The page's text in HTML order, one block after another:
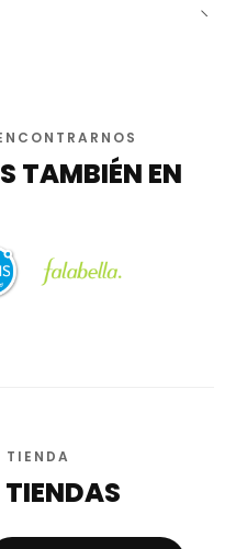
TAMBIÉN EN
TIENDA